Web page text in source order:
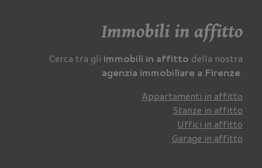
Immobili in affitto
Cerca tra gli immobili in affitto della nostra
agenzia immobiliare a Firenze:
Appartamenti in affitto
Stanze in affitto
Uffici in affitto
Garage in affitto